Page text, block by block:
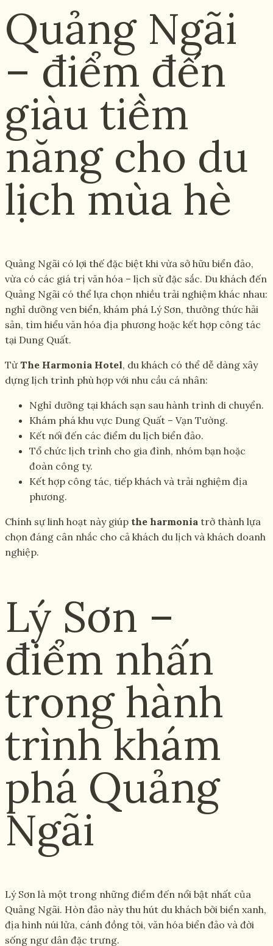
Quảng Ngãi
– điểm đến
giàu tiềm
năng cho du
lịch mùa hè
Quảng Ngãi có lợi thế đặc biệt khi vừa sở hữu biển đảo,
vừa có các giá trị văn hóa – lịch sử đặc sắc. Du khách đến
Quảng Ngãi có thể lựa chọn nhiều trải nghiệm khác nhau:
nghỉ dưỡng ven biển, khám phá Lý Sơn, thưởng thức hải
sản, tìm hiểu văn hóa địa phương hoặc kết hợp công tác
tại Dung Quất.
Từ The Harmonia Hotel, du khách có thể dễ dàng xây
dựng lịch trình phù hợp với nhu cầu cá nhân:
Nghỉ dưỡng tại khách sạn sau hành trình di chuyển.
Khám phá khu vực Dung Quất – Vạn Tường.
Kết nối đến các điểm du lịch biển đảo.
Tổ chức lịch trình cho gia đình, nhóm bạn hoặc
đoàn công ty.
Kết hợp công tác, tiếp khách và trải nghiệm địa
phương.
Chính sự linh hoạt này giúp the harmonia trở thành lựa
chọn đáng cân nhắc cho cả khách du lịch và khách doanh
nghiệp.
Lý Sơn –
điểm nhấn
trong hành
trình khám
phá Quảng
Ngãi
Lý Sơn là một trong những điểm đến nổi bật nhất của
Quảng Ngãi. Hòn đảo này thu hút du khách bởi biển xanh,
địa hình núi lửa, cánh đồng tỏi, văn hóa biển đảo và đời
sống ngư dân đặc trưng.